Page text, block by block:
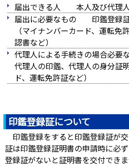
届出できる人 本人及び代
届出に必要なもの 印鑑登録証
（マイナンバーカード、運転免
認書など）
代理人による手続きの場合必
代理人の印鑑、代理人の身分証
ド、運転免許証など）
印鑑登録証について
印鑑登録をすると印鑑登録証が
証は印鑑登録証明書の申請時に必
登録証がないと証明書を交付でき